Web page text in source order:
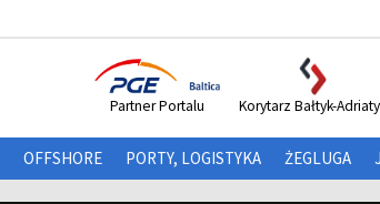
Partner Portalu Korytarz Bałtyk-
OFFSHORE PORTY, LOGISTYKA ŻEGLUGA